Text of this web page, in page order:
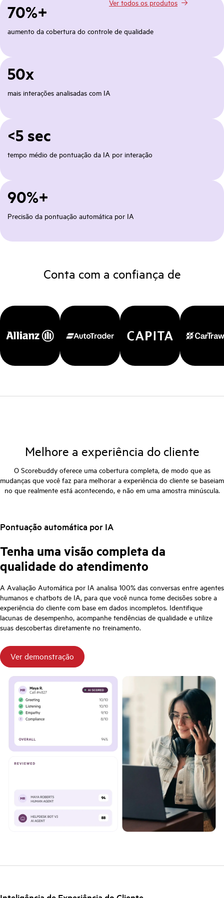
Ver todos os produtos
90%+
Precisão da pontuação automática por IA
<5 sec
tempo médio de pontuação da IA por interação
50x
mais interações analisadas com IA
70%+
aumento da cobertura do controle de qualidade
Conta com a confiança de
Melhore a experiência do cliente
O Scorebuddy oferece uma cobertura completa, de modo que as
mudanças que você faz para melhorar a experiência do cliente se baseiam
no que realmente está acontecendo, e não em uma amostra minúscula.
Pontuação automática por IA
Tenha uma visão completa da
qualidade do atendimento
A Avaliação Automática por IA analisa 100% das conversas entre agentes
humanos e chatbots de IA, para que você nunca tome decisões sobre a
experiência do cliente com base em dados incompletos. Identifique
lacunas de desempenho, acompanhe tendências de qualidade e utilize
suas descobertas diretamente no treinamento.
Ver demonstração